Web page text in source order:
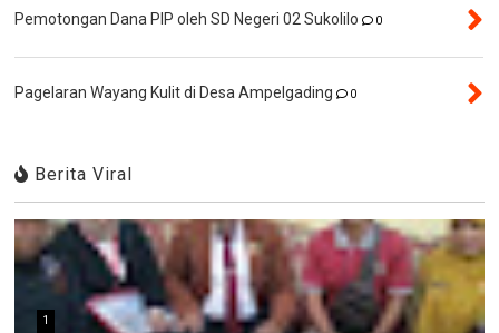
Pemotongan Dana PIP oleh SD Negeri 02 Sukolilo 0
Pagelaran Wayang Kulit di Desa Ampelgading 0
Berita Viral
1